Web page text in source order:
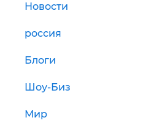
Новости
россия
Блоги
Шоу-Биз
Мир